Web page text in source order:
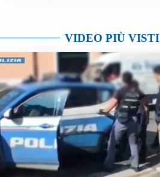
VIDEO PIÙ VISTI